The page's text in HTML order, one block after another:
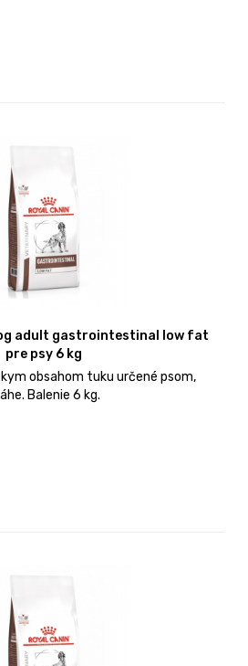
adult gastrointestinal low fat
pre psy 6 kg
obsahom tuku určené psom,
Balenie 6 kg.